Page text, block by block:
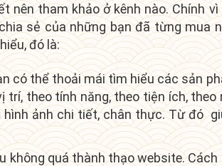
nên tham khảo ở kênh nào. Chính
sẻ của những bạn đã từng mua
đó là:
có thể thoải mái tìm hiểu các sản
trí, theo tính năng, theo tiện ích,
ảnh chi tiết, chân thực. Từ đó
không quá thành thạo website.